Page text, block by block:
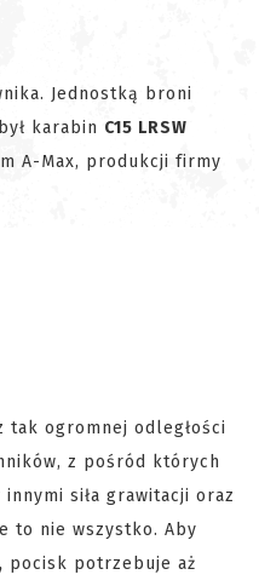
Jednostką broni
karabin C15 LRSW
A-Max, produkcji firmy
tak ogromnej odległości
z pośród których
siła grawitacji oraz
to nie wszystko. Aby
pocisk potrzebuje aż